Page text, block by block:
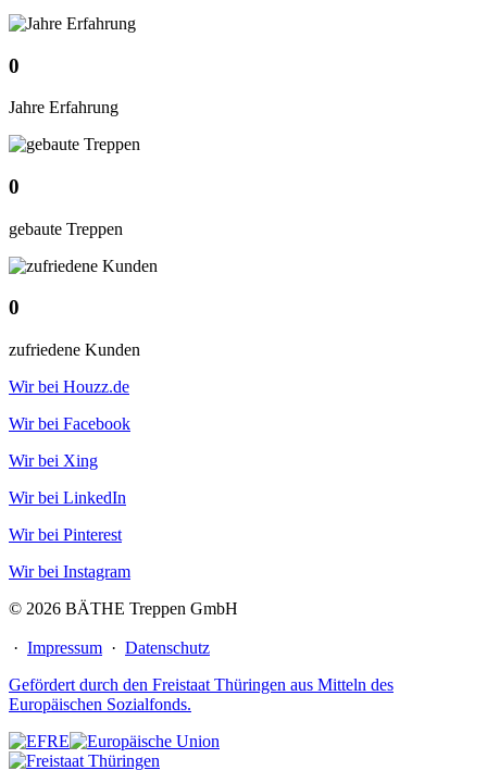
0
Jahre Erfahrung
0
gebaute Treppen
0
zufriedene Kunden
Wir bei Houzz.de
Wir bei Facebook
Wir bei Xing
Wir bei LinkedIn
Wir bei Pinterest
Wir bei Instagram
© 2026 BÄTHE Treppen GmbH
· Impressum · Datenschutz
Gefördert durch den Freistaat Thüringen aus Mitteln des
Europäischen Sozialfonds.